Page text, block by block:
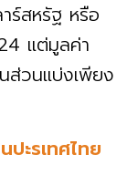
ร์สหรัฐ หรือ
แต่มูลค่า
ส่วนแบ่งเพียง
ะรเทศไทย